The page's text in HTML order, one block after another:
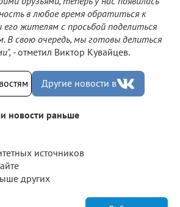
в любое время обратиться к
его жителям с просьбой поделиться
В свою очередь, мы готовы делиться
-отметил Виктор Кувайцев.
Другие новости в
новости раньше
источников
других